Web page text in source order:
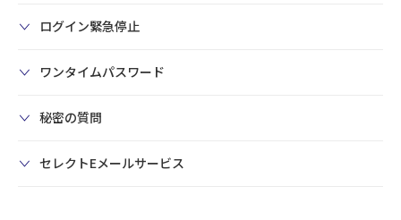
ログイン緊急停止
ワンタイムパスワード
秘密の質問
セレクトEメールサービス